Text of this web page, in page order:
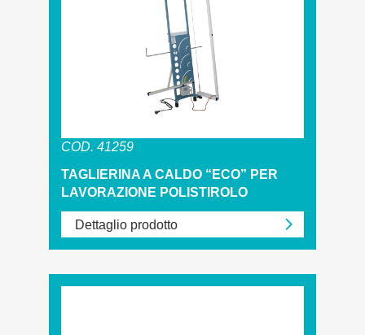
COD. 41259
TAGLIERINA A CALDO “ECO” PER
LAVORAZIONE POLISTIROLO
Dettaglio prodotto